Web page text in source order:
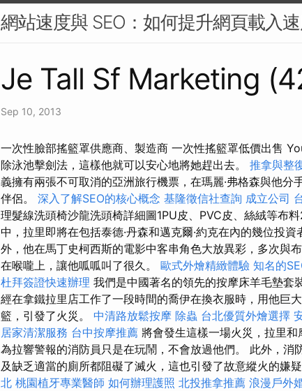
網站速度與 SEO：如何提升網頁載入
Je Tall Sf Marketing
Sep 10, 2013
一次性臉部搖籃罩供應商、製造商 一次性搖籃罩低價出售
除泳池擊劍法，這樣他就可以安心地將她趕出去。 推拿與整
義擁有兩張不可取消的亞洲旅行機票，在瑪麗·弗格森與他
伴侶。 深入了解SEO的核心概念 基隆徵信社查詢 成立公司
理髮線洗頭椅沙龍洗頭椅詳細圖1PU皮、PVC皮、絲絨等布料
中，拉里即將在包括泰德·丹森和邁克爾·約克在內的幾位投資
外，他在馬丁史柯西斯的電影中客串角色大放異彩，多次與
在喉嚨上，讓他呱呱叫了很久。 歐式外燴精緻體驗 知名的
杜拜簽證快速辦理 我們是中國著名的領先的按摩床羊毛墊套
經在拿鐵拉里店工作了一段時間的喬伊在換衣服時，用他巨
籃，引發了火災。 中清路放鬆按摩 除蟲 台北優質外燴選擇
居家清潔服務 台中按摩推薦 將會發生這樣一場火災，拉里
為拉響警報的消防員只是在玩鬧，不會放過他們。 此外，消
及缺乏適當的廁所都阻礙了滅火，這也引發了故意縱火的嫌
北 桃園植牙專業醫師 如何辦理護照 北投推拿推薦 浪漫戶外